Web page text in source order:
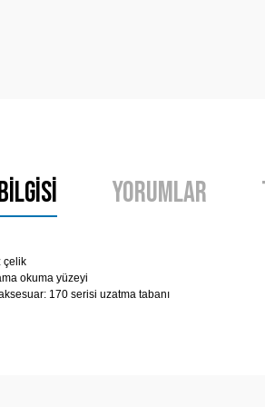
Yorumlar
çelik
okuma yüzeyi
170 serisi uzatma tabanı